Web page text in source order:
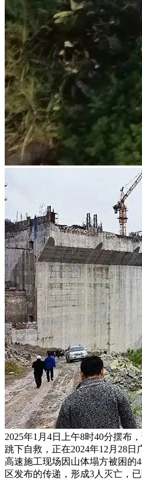
2025年1月4日上午8时40分摆布
跳下自救，正在2024年12月28
高速施工现场因山体塌方被困的
区发布的传递，形成3人灭亡，